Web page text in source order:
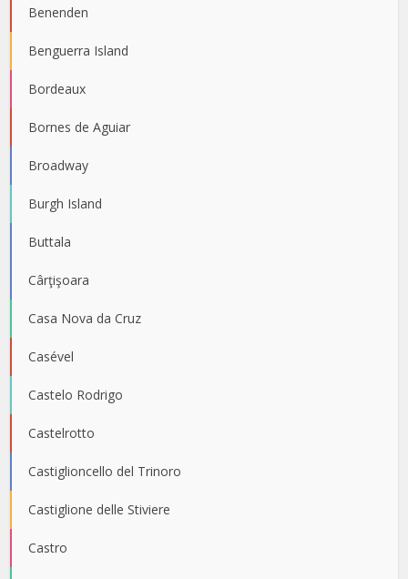
Benenden
Benguerra Island
Bordeaux
Bornes de Aguiar
Broadway
Burgh Island
Buttala
Cârţişoara
Casa Nova da Cruz
Casével
Castelo Rodrigo
Castelrotto
Castiglioncello del Trinoro
Castiglione delle Stiviere
Castro